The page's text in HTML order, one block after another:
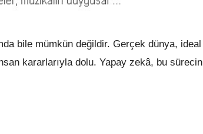
bile mümkün değildir. Gerçek dünya, ideal
kararlarıyla dolu. Yapay zekâ, bu sürecin